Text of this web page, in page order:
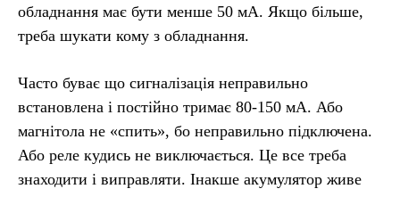
обладнання має бути менше 50 мА. Якщо більше,
треба шукати кому з обладнання.
Часто буває що сигналізація неправильно
встановлена і постійно тримає 80-150 мА. Або
магнітола не «спить», бо неправильно підключена.
Або реле кудись не виключається. Це все треба
знаходити і виправляти. Інакше акумулятор живе